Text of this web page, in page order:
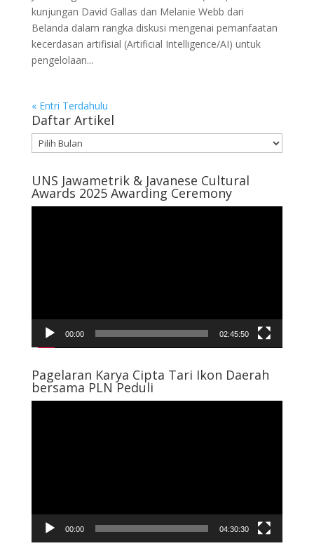
kunjungan David Gallas dan Melanie Webb dari
Belanda dalam rangka diskusi mengenai pemanfaatan
kecerdasan artifisial (Artificial Intelligence/AI) untuk
pengelolaan...
« Entri Terdahulu
Daftar Artikel
Daftar
Artikel
UNS Jawametrik & Javanese Cultural
Awards 2025 Awarding Ceremony
00:00 02:45:50
Pagelaran Karya Cipta Tari Ikon Daerah
bersama PLN Peduli
00:00 04:30:30